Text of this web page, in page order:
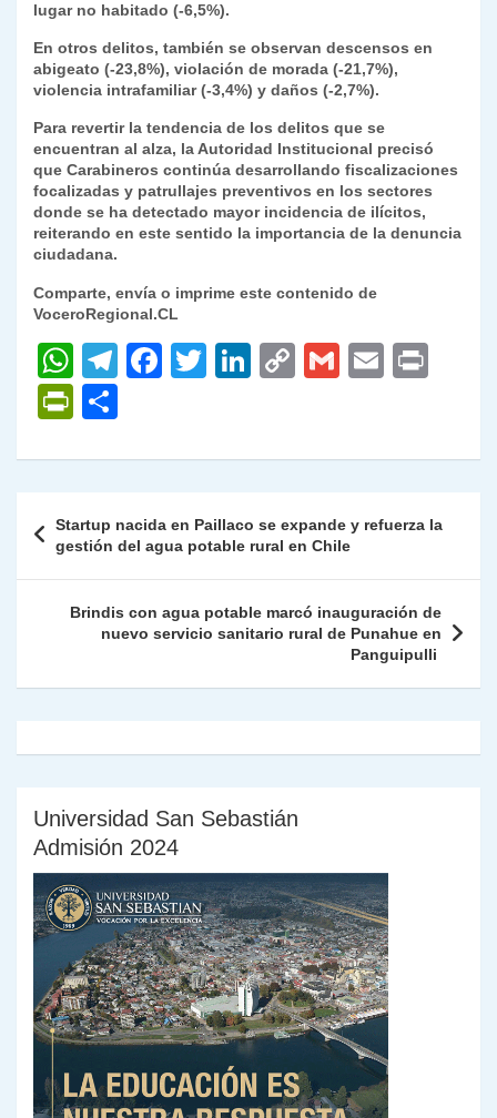
lugar no habitado (-6,5%).
En otros delitos, también se observan descensos en
abigeato (-23,8%), violación de morada (-21,7%),
violencia intrafamiliar (-3,4%) y daños (-2,7%).
Para revertir la tendencia de los delitos que se
encuentran al alza, la Autoridad Institucional precisó
que Carabineros continúa desarrollando fiscalizaciones
focalizadas y patrullajes preventivos en los sectores
donde se ha detectado mayor incidencia de ilícitos,
reiterando en este sentido la importancia de la denuncia
ciudadana.
Comparte, envía o imprime este contenido de
VoceroRegional.CL
W
h
at
s
p
p
T
gr
m
F
e
o
o
k
T
er
Li
e
n
C
y
n
k
G
l
E
l
P
nt
ie
n
dl
m
ar
tir
de
entradas
Startup nacida en Paillaco se expande y refuerza la
gestión del agua potable rural en Chile
Brindis con agua potable marcó inauguración de
nuevo servicio sanitario rural de Punahue en
Panguipulli
Universidad San Sebastián
Admisión 2024